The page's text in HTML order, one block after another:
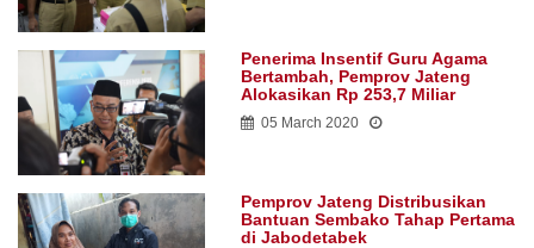
Penerima Insentif Guru Agama
Bertambah, Pemprov Jateng
Alokasikan Rp 253,7 Miliar
05 March 2020
Pemprov Jateng Distribusikan
Bantuan Sembako Tahap Pertama
di Jabodetabek